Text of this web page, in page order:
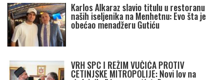
Karlos Alkaraz slavio titulu u restoranu
naših iseljenika na Menhetnu: Evo šta je
obećao menadžeru Gutiću
VRH SPC I REŽIM VUČIĆA PROTIV
CETINJSKE MITROPOLIJE: Novi lov na